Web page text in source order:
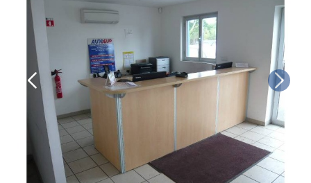
• le contrôle des véhicules hybrides ou électriques
• le contrôle technique des véhicules GPL/Gaz*
• le contrôle de la Catégorie L (moto, scooter, mobylette, 3
roues, quad, voiturette, voiture sans permis)
• le pré-contrôle contrôle technique ou contrôle technique
volontaire / partiel
N’attendez plus pour votre sécurité et faire vérifier votre
véhicule : Prenez RDV dans votre
centre de contrôle